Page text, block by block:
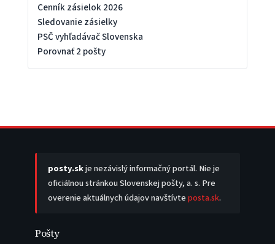
Cenník zásielok 2026
Sledovanie zásielky
PSČ vyhľadávač Slovenska
Porovnať 2 pošty
posty.skje nezávislý informačný portál. Nie je
oficiálnou stránkou Slovenskej pošty, a. s. Pre
overenie aktuálnych údajov navštívteposta.sk.
Pošty